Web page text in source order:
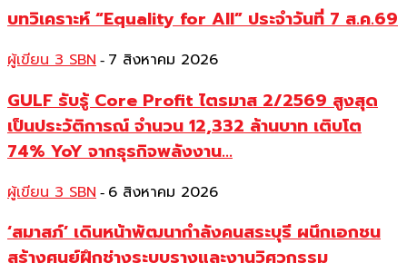
บทวิเคราะห์ “Equality for All” ประจำวันที่ 7 ส.ค.69
ผู้เขียน 3 SBN - 7 สิงหาคม 2026
GULF รับรู้ Core Profit ไตรมาส 2/2569 สูงสุด
เป็นประวัติการณ์ จำนวน 12,332 ล้านบาท เติบโต
74% YoY จากธุรกิจพลังงาน...
ผู้เขียน 3 SBN - 6 สิงหาคม 2026
‘สมาสภ์’ เดินหน้าพัฒนากำลังคนสระบุรี ผนึกเอกชน
สร้างศูนย์ฝึกช่างระบบรางและงานวิศวกรรม